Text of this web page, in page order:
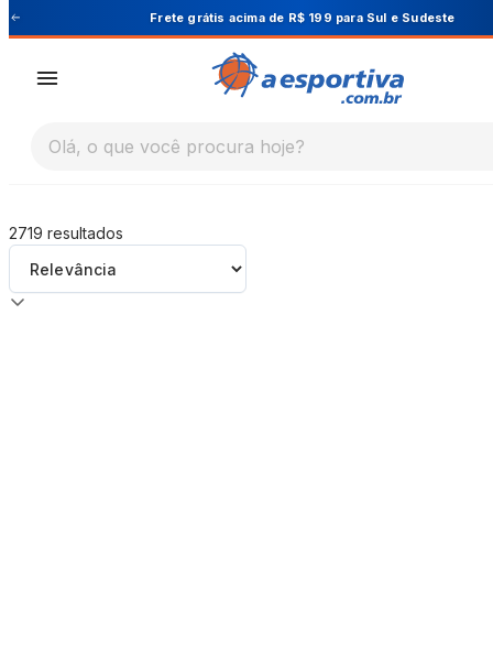
A Esportiva Frete grátis acima de R$ 199 para Sul e Sudeste
Olá, o que você procura hoje?
2719 resultados